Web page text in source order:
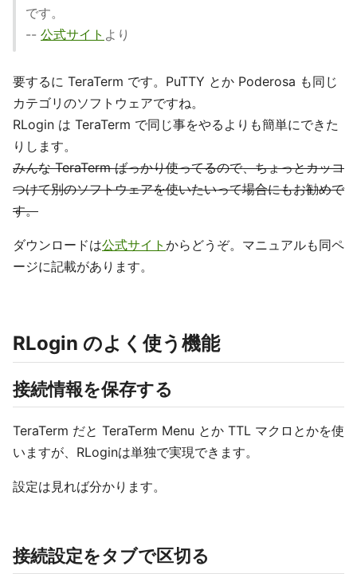
です。
-- 公式サイト より
要するに TeraTerm です。PuTTY とか Poderosa も同じ
カテゴリのソフトウェアですね。
RLogin は TeraTerm で同じ事をやるよりも簡単にできた
りします。
みんな TeraTerm ばっかり使ってるので、ちょっとカッコ
つけて別のソフトウェアを使いたいって場合にもお勧めで
す。
ダウンロードは公式サイト からどうぞ。マニュアルも同ペ
ージに記載があります。
RLogin のよく使う機能
接続情報を保存する
TeraTerm だと TeraTerm Menu とか TTL マクロとかを使
いますが、RLoginは単独で実現できます。
設定は見れば分かります。
接続設定をタブで区切る